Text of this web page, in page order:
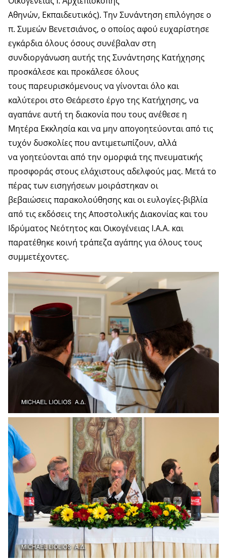
Αθηνών, Εκπαιδευτικός). Την Συνάντηση επιλόγησε ο
π. Συμεών Βενετσιάνος, ο οποίος αφού ευχαρίστησε
εγκάρδια όλους όσους συνέβαλαν στη
συνδιοργάνωση αυτής της Συνάντησης Κατήχησης
προσκάλεσε και προκάλεσε όλους
τους παρευρισκόμενους να γίνονται όλο και
καλύτεροι στο Θεάρεστο έργο της Κατήχησης, να
αγαπάνε αυτή τη διακονία που τους ανέθεσε η
Μητέρα Εκκλησία και να μην απογοητεύονται από τις
τυχόν δυσκολίες που αντιμετωπίζουν, αλλά
να γοητεύονται από την ομορφιά της πνευματικής
προσφοράς στους ελάχιστους αδελφούς μας. Μετά το
πέρας των εισηγήσεων μοιράστηκαν οι
βεβαιώσεις παρακολούθησης και οι ευλογίες-βιβλία
από τις εκδόσεις της Αποστολικής Διακονίας και του
Ιδρύματος Νεότητος και Οικογένειας Ι.Α.Α. και
παρατέθηκε κοινή τράπεζα αγάπης για όλους τους
συμμετέχοντες.